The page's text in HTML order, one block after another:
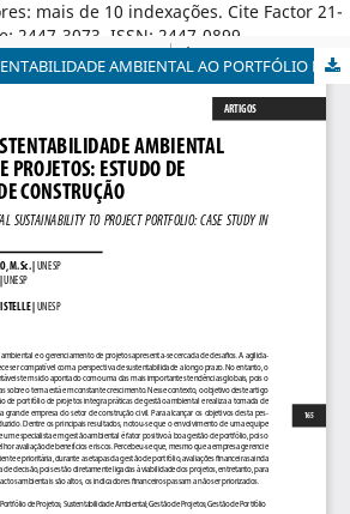
mais de 10 indexações. Cite Factor 21-
2447-3073. ISSN: 2447-0899.
INTEGRANDO SUSTENTABILIDADE AMBIENTAL AO PORTFÓLIO DE PROJETOS: ESTUDO DE CASO NO SETOR DE CONSTRUÇÃO